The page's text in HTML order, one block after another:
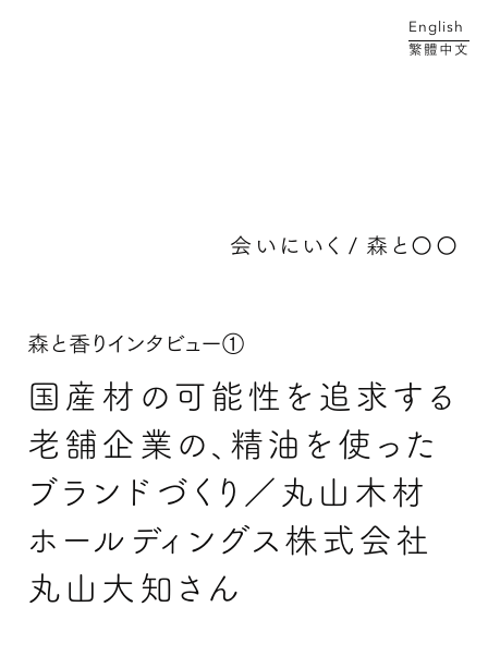
メイン コンテンツにスキップ
English
繁體中文
会いにいく / 森と〇〇
国産材の可能性を追求する
老舗企業の、精油を使った
ブランドづくり／丸山木材
ホールディングス株式会社
丸山大知さん
森と香りインタビュー①